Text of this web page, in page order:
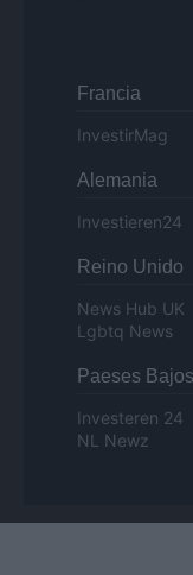
Francia
InvestirMag
Alemania
Investieren24
Reino Unido
News Hub UK
Lgbtq News
Paeses Bajos
Investeren 24
NL Newz